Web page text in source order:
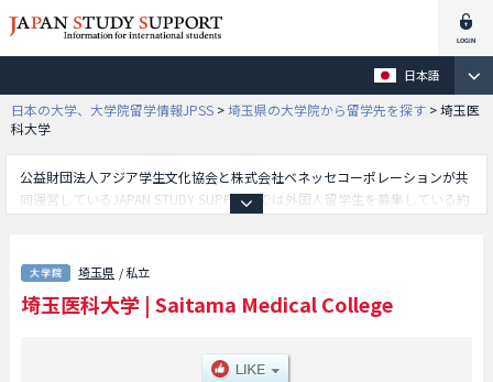
日本語
日本の大学、大学院留学情報JPSS >埼玉県の大学院から留学先を探す >埼玉医
科大学
公益財団法人アジア学生文化協会と株式会社ベネッセコーポレーションが共
同運営しているJAPAN STUDY SUPPORTでは外国人留学生を募集している約
報や、募集定員や合格者数など入試情報、施設案内、アクセスなど外国人留
学生に必要な情報を掲載しているので是非ご利用ください。
埼玉県 / 私立
埼玉医科大学 | Saitama Medical College